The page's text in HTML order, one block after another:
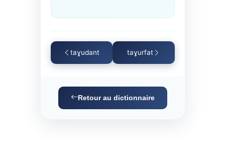
taɣudant taɣurfat
Retour au dictionnaire